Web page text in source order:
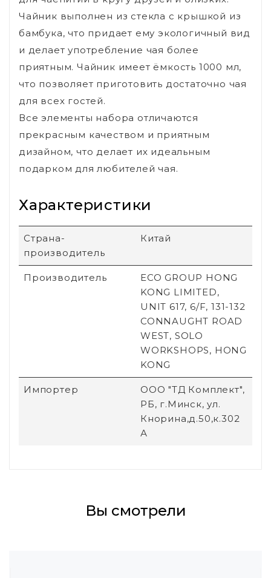
Чайник выполнен из стекла с крышкой из
бамбука, что придает ему экологичный вид
и делает употребление чая более
приятным. Чайник имеет ёмкость 1000 мл,
что позволяет приготовить достаточно чая
для всех гостей.
Все элементы набора отличаются
прекрасным качеством и приятным
дизайном, что делает их идеальным
подарком для любителей чая.
Характеристики
Страна-
производитель
Китай
Производитель
ECO GROUP HONG
KONG LIMITED,
UNIT 617, 6/F, 131-132
CONNAUGHT ROAD
WEST, SOLO
WORKSHOPS, HONG
KONG
Импортер
ООО "ТД Комплект",
РБ, г.Минск, ул.
Кнорина,д.50,к.302
А
Вы смотрели